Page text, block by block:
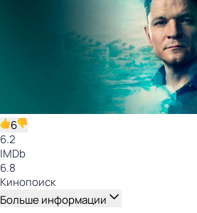
6
6.2
IMDb
6.8
Кинопоиск
Больше информации